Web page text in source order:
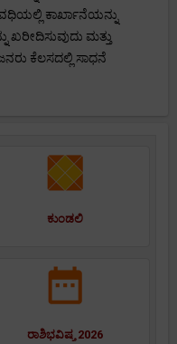
ಕಾರ್ಖಾನೆಯನ್ನು
ಖರೀದಿಸುವುದು ಮತ್ತು
ಕೆಲಸದಲ್ಲಿ ಸಾಧನೆ
ಕುಂಡಲಿ
ರಾಶಿಭವಿಷ್ಯ 2026